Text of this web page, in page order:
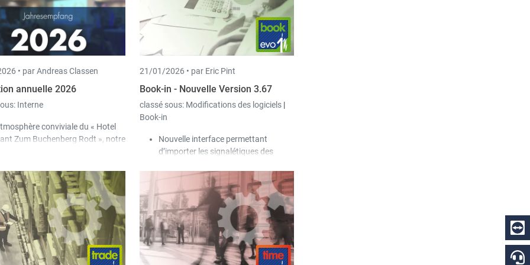
un ticket de clôture de
Cette option peut désormais
désactivée.
opérations financières vers Book-in,
le transfert des lignes de détail est
désormais pris en charge.
• par Andreas Classen
annuelle 2026
Interne
conviviale du « Hotel
Zum Buchenberg Rodt », notre
21/01/2026 • par Eric Pint
Book-in - Nouvelle Version 3.67
classé sous: Modifications des logiciels |
Book-in
Nouvelle interface permettant
d’importer les signalétiques des
Digital Workspace (DWS)
vers Book-in Evo.
Dans la signalétique des comptes,
une couleur peut être définie ; les
comptes sont affichés dans les
financiers avec la couleur
correspondante.